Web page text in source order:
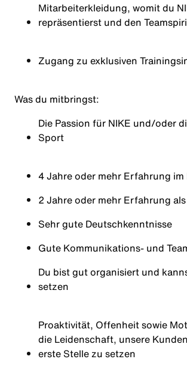
Mitarbeiterkleidung, womit du
repräsentierst und den
Zugang zu exklusiven
Was du mitbringst:
Die Passion für NIKE und/oder
Sport
4 Jahre oder mehr Erfahrung im
2 Jahre oder mehr Erfahrung
Sehr gute Deutschkenntnisse
Gute Kommunikations- und
Du bist gut organisiert und
setzen
Proaktivität, Offenheit sowie
die Leidenschaft, unsere
erste Stelle zu setzen